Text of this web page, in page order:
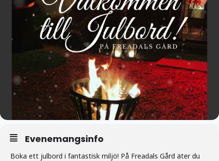
Evenemangsinfo
Boka ett julbord i fantastisk miljö! På Freadals Gård äter du